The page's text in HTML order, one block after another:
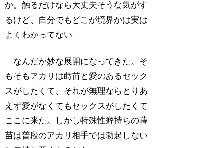
か。触るだけなら大丈夫そうな気がす
るけど、自分でもどこが境界かは実は
よくわかってない」
なんだか妙な展開になってきた。そ
もそもアカリは蒔苗と愛のあるセック
スがしたくて、それが無理ならとりあ
えず愛がなくてもセックスがしたくて
ここに来た。しかし特殊性癖持ちの蒔
苗は普段のアカリ相手では勃起しない